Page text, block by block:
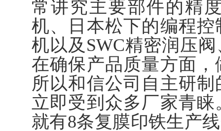
常讲究主要部件的精
机、日本松下的编程
机以及SWC精密润压
在确保产品质量方面
所以和信公司自主研
立即受到众多厂家青
就有8条复膜印铁生产